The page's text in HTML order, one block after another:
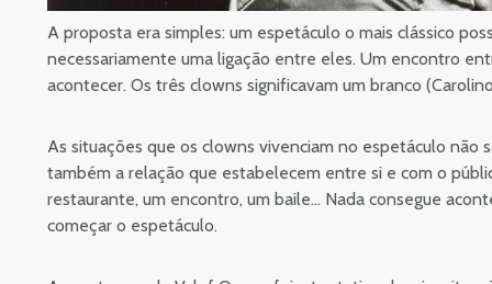
A proposta era simples: um espetáculo o mais clássico
necessariamente uma ligação entre eles. Um encontro
acontecer. Os três clowns significavam um branco
As situações que os clowns vivenciam no espetáculo não
também a relação que estabelecem entre si e com o
restaurante, um encontro, um baile... Nada consegue
começar o espetáculo.